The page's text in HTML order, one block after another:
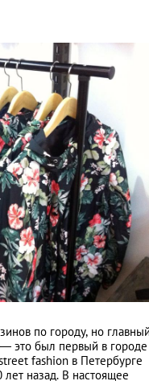
по городу, но
это был первый в городе
fashion в Петербурге
назад. В настоящее